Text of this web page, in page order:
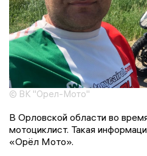
© ВК "Орел-Мото"
В Орловской области во
мотоциклист. Такая
«Орёл Мото».